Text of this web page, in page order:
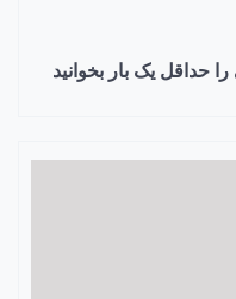
حداقل یک بار بخوانید